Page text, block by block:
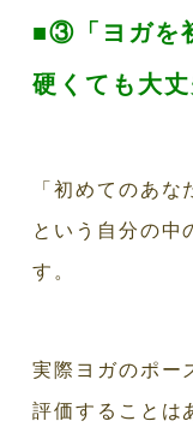
■③「ヨガを
硬くても大丈
「初めてのあな
という自分の中
す。
実際ヨガのポー
評価することは